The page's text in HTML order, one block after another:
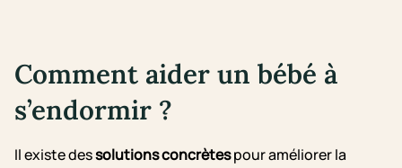
Comment aider un bébé à
s’endormir ?
Il existe dessolutions concrètespour améliorer la